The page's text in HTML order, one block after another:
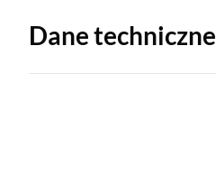
Dane techniczne